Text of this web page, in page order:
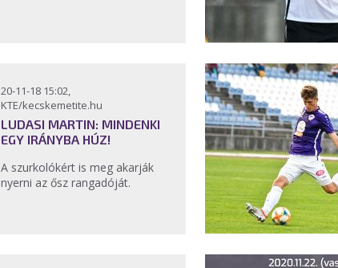
20-11-18 15:02,
KTE/kecskemetite.hu
LUDASI MARTIN: MINDENKI
EGY IRÁNYBA HÚZ!
A szurkolókért is meg akarják
nyerni az ősz rangadóját.